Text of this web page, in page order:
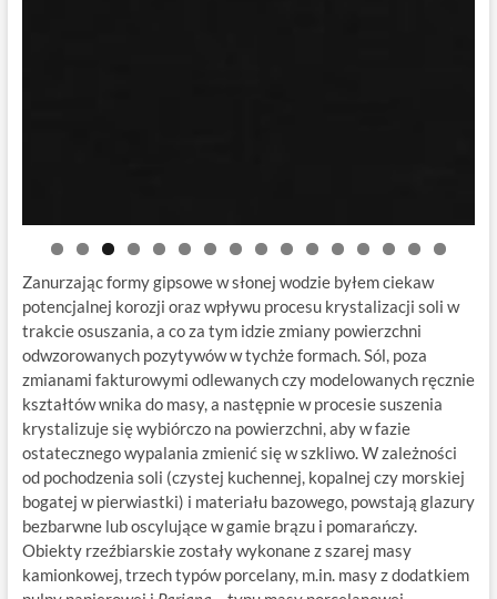
0 1 2 3 4 5
6
Zanurzając formy gipsowe w słonej wodzie byłem ciekaw
potencjalnej korozji oraz wpływu procesu krystalizacji soli w
trakcie osuszania, a co za tym idzie zmiany powierzchni
odwzorowanych pozytywów w tychże formach. Sól, poza
zmianami fakturowymi odlewanych czy modelowanych ręcznie
kształtów wnika do masy, a następnie w procesie suszenia
krystalizuje się wybiórczo na powierzchni, aby w fazie
ostatecznego wypalania zmienić się w szkliwo. W zależności
od pochodzenia soli (czystej kuchennej, kopalnej czy morskiej
bogatej w pierwiastki) i materiału bazowego, powstają glazury
bezbarwne lub oscylujące w gamie brązu i pomarańczy.
Obiekty rzeźbiarskie zostały wykonane z szarej masy
kamionkowej, trzech typów porcelany, m.in. masy z dodatkiem